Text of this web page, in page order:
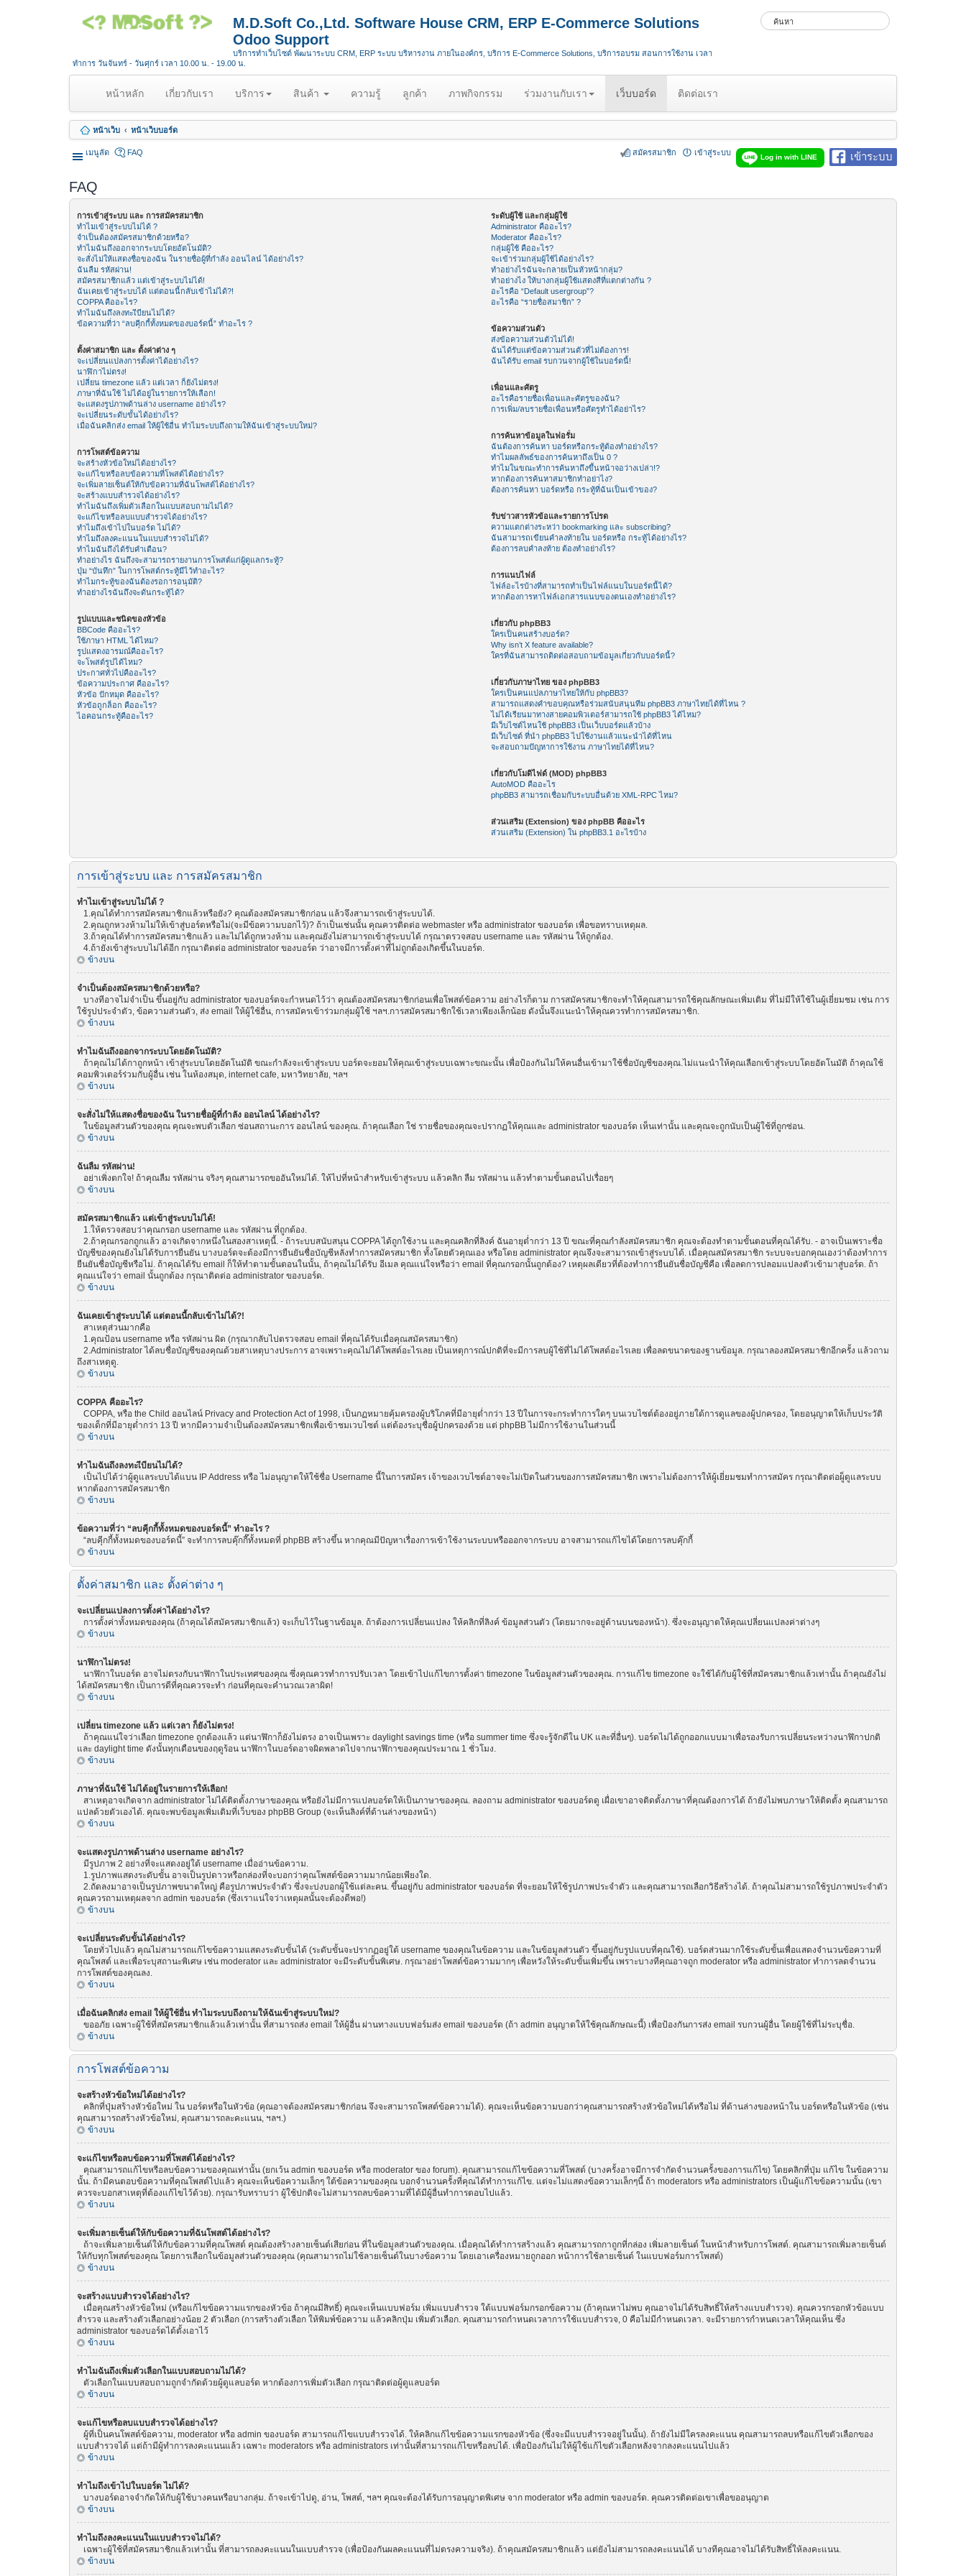
M.D.Soft Co.,Ltd. Software House CRM, ERP E-Commerce Solutions
Odoo Support
บริการทำเว็บไซต์ พัฒนาระบบ CRM, ERP ระบบ บริหารงาน ภายในองค์กร, บริการ E-Commerce Solutions, บริการอบรม สอนการใช้งาน เวลา
ทำการ วันจันทร์ - วันศุกร์ เวลา 10.00 น. - 19.00 น.
หน้าหลัก(
u
r
เกี่ยวกับเรา บริการ สินค้า ความรู้ ลูกค้า ภาพกิจกรรม ร่วมงานกับเรา เว็บบอร์ด ติดต่อเรา
หน้าเว็บ หน้าเว็บบอร์ด
เมนูลัด เข้าระบบ
Log in with LINE
FAQ เข้าสู่ระบบ
สมัครสมาชิก
FAQ
การเข้าสู่ระบบ และ การสมัครสมาชิก
ทำไมเข้าสู่ระบบไม่ได้ ?
จำเป็นต้องสมัครสมาชิกด้วยหรือ?
ทำไมฉันถึงออกจากระบบโดยอัตโนมัติ?
จะสั่งไม่ให้แสดงชื่อของฉัน ในรายชื่อผู้ที่กำลัง ออนไลน์ ได้อย่างไร?
ฉันลืม รหัสผ่าน!
สมัครสมาชิกแล้ว แต่เข้าสู่ระบบไม่ได้!
ฉันเคยเข้าสู่ระบบได้ แต่ตอนนี้กลับเข้าไม่ได้?!
COPPA คืออะไร?
ทำไมฉันถึงลงทะเีบียนไม่ได้?
ข้อความที่ว่า “ลบคุีกกี้ทั้งหมดของบอร์ดนี้” ทำอะไร ?
ตั้งค่าสมาชิก และ ตั้งค่าต่าง ๆ
จะเปลี่ยนแปลงการตั้งค่าได้อย่างไร?
นาฬิกาไม่ตรง!
เปลี่ยน timezone แล้ว แต่เวลา ก็ยังไม่ตรง!
ภาษาที่ฉันใช้ ไม่ได้อยู่ในรายการให้เลือก!
จะแสดงรูปภาพด้านล่าง username อย่างไร?
จะเปลี่ยนระดับขั้นได้อย่างไร?
เมื่อฉันคลิกส่ง email ให้ผู้ใช้อื่น ทำไมระบบถึงถามให้ฉันเข้าสู่ระบบใหม่?
การโพสต์ข้อความ
จะสร้างหัวข้อใหม่ได้อย่างไร?
จะแก้ไขหรือลบข้อความที่โพสต์ได้อย่างไร?
จะเพิ่มลายเซ็นต์ให้กับข้อความที่ฉันโพสต์ได้อย่างไร?
จะสร้างแบบสำรวจได้อย่างไร?
ทำไมฉันถึงเพิ่มตัวเลือกในแบบสอบถามไม่ได้?
จะแก้ไขหรือลบแบบสำรวจได้อย่างไร?
ทำไมถึงเข้าไปในบอร์ด ไม่ได้?
ทำไมถึงลงคะแนนในแบบสำรวจไม่ได้?
ทำไมฉันถึงได้รับคำเตือน?
ทำอย่างไร ฉันถึงจะสามารถรายงานการโพสต์แก่ผู้ดูแลกระทู้?
ปุ่ม “บันทึก” ในการโพสต์กระทู้มีไว้ทำอะไร?
ทำไมกระทู้ของฉันต้องรอการอนุมัติ?
ทำอย่างไรฉันถึงจะดันกระทู้ได้?
รูปแบบและชนิดของหัวข้อ
BBCode คืออะไร?
ใช้ภาษา HTML ได้ไหม?
รูปแสดงอารมณ์คืออะไร?
จะโพสต์รูปได้ไหม?
ประกาศทั่วไปคืออะไร?
ข้อความประกาศ คืออะไร?
หัวข้อ ปักหมุด คืออะไร?
หัวข้อถูกล็อก คืออะไร?
ไอคอนกระทู้คืออะไร?
ระดับผู้ใช้ และกลุ่มผู้ใช้
Administrator คืออะไร?
Moderator คืออะไร?
กลุ่มผู้ใช้ คืออะไร?
จะเข้าร่วมกลุ่มผู้ใช้ได้อย่างไร?
ทำอย่างไรฉันจะกลายเป็นหัวหน้ากลุ่ม?
ทำอย่างไง ให้บางกลุ่มผู้ใช้แสดงสีที่แตกต่างกัน ?
อะไรคือ “Default usergroup”?
อะไรคือ “รายชื่อสมาชิก” ?
ข้อความส่วนตัว
ส่งข้อความส่วนตัวไม่ได้!
ฉันได้รับแต่ข้อความส่วนตัวที่ไม่ต้องการ!
ฉันได้รับ email รบกวนจากผู้ใช้ในบอร์ดนี้!
เพื่อนและศัตรู
อะไรคือรายชื่อเพื่อนและศัตรูของฉัน?
การเพิ่ม/ลบรายชื่อเพื่อนหรือศัตรูทำได้อย่าไร?
การค้นหาข้อมูลในฟอรั่ม
ฉันต้องการค้นหา บอร์ดหรือกระทู้ต้องทำอย่างไร?
ทำไมผลลัพธ์ของการค้นหาถึงเป็น 0 ?
ทำไมในขณะทำการค้นหาถึงขึ้นหน้าจอว่างเปล่า!?
หากต้องการค้นหาสมาชิกทำอย่าไง?
ต้องการค้นหา บอร์ดหรือ กระทู้ที่ฉันเป็นเข้าของ?
รับข่าวสารหัวข้อและรายการโปรด
ความแตกต่างระหว่า bookmarking และ subscribing?
ฉันสามารถเขียนคำลงท้ายใน บอร์ดหรือ กระทู้ได้อย่างไร?
ต้องการลบคำลงท้าย ต้องทำอย่างไร?
การแนบไฟล์
ไฟล์อะไรบ้างที่สามารถทำเป็นไฟล์แนบในบอร์ดนี้ได้?
หากต้องการหาไฟล์เอกสารแนบของตนเองทำอย่างไร?
เกี่ยวกับ phpBB3
ใครเป็นคนสร้างบอร์ด?
Why isn’t X feature available?
ใครที่ฉันสามารถติดต่อสอบถามข้อมูลเกี่ยวกับบอร์ดนี้?
เกี่ยวกับภาษาไทย ของ phpBB3
ใครเป็นคนแปลภาษาไทยให้กับ phpBB3?
สามารถแสดงคำขอบคุณหรือร่วมสนับสนุนทีม phpBB3 ภาษาไทยได้ที่ไหน ?
ไม่ได้เรียนมาทางสายคอมพิวเตอร์สามารถใช้ phpBB3 ได้ไหม?
มีเว็บไซต์ไหนใช้ phpBB3 เป็นเว็บบอร์ดแล้วบ้าง
มีเว็บไซต์ ที่นำ phpBB3 ไปใช้งานแล้วแนะนำได้ที่ไหน
จะสอบถามปัญหาการใช้งาน ภาษาไทยได้ที่ไหน?
เกี่ยวกับโมดิไฟด์ (MOD) phpBB3
AutoMOD คืออะไร
phpBB3 สามารถเชื่อมกับระบบอื่นด้วย XML-RPC ไหม?
ส่วนเสริม (Extension) ของ phpBB คืออะไร
ส่วนเสริม (Extension) ใน phpBB3.1 อะไรบ้าง
การเข้าสู่ระบบ และ การสมัครสมาชิก
ทำไมเข้าสู่ระบบไม่ได้ ?
1.คุณได้ทำการสมัครสมาชิกแล้วหรือยัง? คุณต้องสมัครสมาชิกก่อน แล้วจึงสามารถเข้าสู่ระบบได้.
2.คุณถูกหวงห้ามไม่ให้เข้าสู่บอร์ดหรือไม่(จะมีข้อความบอกไว้)? ถ้าเป็นเช่นนั้น คุณควรติดต่อ webmaster หรือ administrator ของบอร์ด เพื่อขอทราบเหตุผล.
3.ถ้าคุณได้ทำการสมัครสมาชิกแล้ว และไม่ได้ถูกหวงห้าม และคุณยังไม่สามารถเข้าสู่ระบบได้ กรุณาตรวจสอบ username และ รหัสผ่าน ให้ถูกต้อง.
4.ถ้ายังเข้าสู่ระบบไม่ได้อีก กรุณาติดต่อ administrator ของบอร์ด ว่าอาจมีการตั้งค่าที่ไม่ถูกต้องเกิดขึ้นในบอร์ด.
ข้างบน
จำเป็นต้องสมัครสมาชิกด้วยหรือ?
บางทีอาจไม่จำเป็น ขึ้นอยู่กับ administrator ของบอร์ดจะกำหนดไว้ว่า คุณต้องสมัครสมาชิกก่อนเพื่อโพสต์ข้อความ อย่างไรก็ตาม การสมัครสมาชิกจะทำให้คุณสามารถใช้คุณลักษณะเพิ่มเติม ที่ไม่มีให้ใช้ในผู้เยี่ยมชม เช่น การ
ใช้รูปประจำตัว, ข้อความส่วนตัว, ส่ง email ให้ผู้ใช้อื่น, การสมัครเข้าร่วมกลุ่มผู้ใช้ ฯลฯ.การสมัครสมาชิกใช้เวลาเพียงเล็กน้อย ดังนั้นจึงแนะนำให้คุณควรทำการสมัครสมาชิก.
ข้างบน
ทำไมฉันถึงออกจากระบบโดยอัตโนมัติ?
ถ้าคุณไม่ได้กาถูกหน้า เข้าสู่ระบบโดยอัตโนมัติ ขณะกำลังจะเข้าสู่ระบบ บอร์ดจะยอมให้คุณเข้าสู่ระบบเฉพาะขณะนั้น เพื่อป้องกันไม่ให้คนอื่นเข้ามาใช้ชื่อบัญชีของคุณ.ไม่แนะนำให้คุณเลือกเข้าสู่ระบบโดยอัตโนมัติ ถ้าคุณใช้
คอมพิวเตอร์ร่วมกับผู้อื่น เช่น ในห้องสมุด, internet cafe, มหาวิทยาลัย, ฯลฯ
ข้างบน
จะสั่งไม่ให้แสดงชื่อของฉัน ในรายชื่อผู้ที่กำลัง ออนไลน์ ได้อย่างไร?
ในข้อมูลส่วนตัวของคุณ คุณจะพบตัวเลือก ซ่อนสถานะการ ออนไลน์ ของคุณ. ถ้าคุณเลือก ใช่ รายชื่อของคุณจะปรากฏให้คุณและ administrator ของบอร์ด เห็นเท่านั้น และคุณจะถูกนับเป็นผู้ใช้ที่ถูกซ่อน.
ข้างบน
ฉันลืม รหัสผ่าน!
อย่าเพิ่งตกใจ! ถ้าคุณลืม รหัสผ่าน จริงๆ คุณสามารถขออันใหม่ได้. ให้ไปที่หน้าสำหรับเข้าสู่ระบบ แล้วคลิก ลืม รหัสผ่าน แล้วทำตามขั้นตอนไปเรื่อยๆ
ข้างบน
สมัครสมาชิกแล้ว แต่เข้าสู่ระบบไม่ได้!
1.ให้ตรวจสอบว่าคุณกรอก username และ รหัสผ่าน ที่ถูกต้อง.
2.ถ้าคุณกรอกถูกแล้ว อาจเกิดจากหนึ่งในสองสาเหตุนี้. - ถ้าระบบสนับสนุน COPPA ได้ถูกใช้งาน และคุณคลิกที่ลิงค์ ฉันอายุต่ำกว่า 13 ปี ขณะที่คุณกำลังสมัครสมาชิก คุณจะต้องทำตามขั้นตอนที่คุณได้รับ. - อาจเป็นเพราะชื่อ
บัญชีของคุณยังไม่ได้รับการยืนยัน บางบอร์ดจะต้องมีการยืนยันชื่อบัญชีหลังทำการสมัครสมาชิก ทั้งโดยตัวคุณเอง หรือโดย administrator คุณจึงจะสามารถเข้าสู่ระบบได้. เมื่อคุณสมัครสมาชิก ระบบจะบอกคุณเองว่าต้องทำการ
ยืนยันชื่อบัญชีหรือไม่. ถ้าคุณได้รับ email ก็ให้ทำตามขั้นตอนในนั้น, ถ้าคุณไม่ได้รับ อีเมล คุณแน่ใจหรือว่า email ที่คุณกรอกนั้นถูกต้อง? เหตุผลเดียวที่ต้องทำการยืนยันชื่อบัญชีคือ เพื่อลดการปลอมแปลงตัวเข้ามาสู่บอร์ด. ถ้า
คุณแน่ใจว่า email นั้นถูกต้อง กรุณาติดต่อ administrator ของบอร์ด.
ข้างบน
ฉันเคยเข้าสู่ระบบได้ แต่ตอนนี้กลับเข้าไม่ได้?!
สาเหตุส่วนมากคือ
1.คุณป้อน username หรือ รหัสผ่าน ผิด (กรุณากลับไปตรวจสอบ email ที่คุณได้รับเมื่อคุณสมัครสมาชิก)
2.Administrator ได้ลบชื่อบัญชีของคุณด้วยสาเหตุบางประการ อาจเพราะคุณไม่ได้โพสต์อะไรเลย เป็นเหตุการณ์ปกติที่จะมีการลบผู้ใช้ที่ไม่ได้โพสต์อะไรเลย เพื่อลดขนาดของฐานข้อมูล. กรุณาลองสมัครสมาชิกอีกครั้ง แล้วถาม
ถึงสาเหตุดู.
ข้างบน
COPPA คืออะไร?
COPPA, หรือ the Child ออนไลน์ Privacy and Protection Act of 1998, เป็นกฏหมายคุ้มครองผู้บริโภคที่มีอายุต่ำกว่า 13 ปีในการจะกระทำการใดๆ บนเวบไซต์ต้องอยู่ภายใต้การดูแลของผู้ปกครอง, โดยอนุญาตให้เก็บประวัติ
ของเด็กที่มีอายุต่ำกว่า 13 ปี หากมีความจำเป็นต้องสมัครสมาชิกเพื่อเข้าชมเวบไซต์ แต่ต้องระบุชื่อผู้ปกครองด้วย แต่ phpBB ไม่มีการใช้งานในส่วนนี้
ข้างบน
ทำไมฉันถึงลงทะเีบียนไม่ได้?
เป็นไปได้ว่าผู้ดูแลระบบได้แบน IP Address หรือ ไม่อนุญาตให้ใช้ชื่อ Username นี้ในการสมัคร เจ้าของเวบไซต์อาจจะไม่เปิดในส่วนของการสมัครสมาชิก เพราะไม่ต้องการให้ผู้เยี่ยมชมทำการสมัคร กรุณาติดต่อผู็ดูแลระบบ
หากต้องการสมัครสมาชิก
ข้างบน
ข้อความที่ว่า “ลบคุีกกี้ทั้งหมดของบอร์ดนี้” ทำอะไร ?
“ลบคุีกกี้ทั้งหมดของบอร์ดนี้” จะทำการลบคุ๊กกี๊ทั้งหมดที่ phpBB สร้างขึ้น หากคุณมีปัญหาเรื่องการเข้าใช้งานระบบหรือออกจากระบบ อาจสามารถแก้ไขได้โดยการลบคุ๊กกี้
ข้างบน
ตั้งค่าสมาชิก และ ตั้งค่าต่าง ๆ
จะเปลี่ยนแปลงการตั้งค่าได้อย่างไร?
การตั้งค่าทั้งหมดของคุณ (ถ้าคุณได้สมัครสมาชิกแล้ว) จะเก็บไว้ในฐานข้อมูล. ถ้าต้องการเปลี่ยนแปลง ให้คลิกที่ลิงค์ ข้อมูลส่วนตัว (โดยมากจะอยู่ด้านบนของหน้า). ซึ่งจะอนุญาตให้คุณเปลี่ยนแปลงค่าต่างๆ
ข้างบน
นาฬิกาไม่ตรง!
นาฬิกาในบอร์ด อาจไม่ตรงกับนาฬิกาในประเทศของคุณ ซึ่งคุณควรทำการปรับเวลา โดยเข้าไปแก้ไขการตั้งค่า timezone ในข้อมูลส่วนตัวของคุณ. การแก้ไข timezone จะใช้ได้กับผู้ใช้ที่สมัครสมาชิกแล้วเท่านั้น ถ้าคุณยังไม่
ได้สมัครสมาชิก เป็นการดีที่คุณควรจะทำ ก่อนที่คุณจะคำนวณเวลาผิด!
ข้างบน
เปลี่ยน timezone แล้ว แต่เวลา ก็ยังไม่ตรง!
ถ้าคุณแน่ใจว่าเลือก timezone ถูกต้องแล้ว แต่นาฬิกาก็ยังไม่ตรง อาจเป็นเพราะ daylight savings time (หรือ summer time ซึ่งจะรู้จักดีใน UK และที่อื่นๆ). บอร์ดไม่ได้ถูกออกแบบมาเพื่อรองรับการเปลี่ยนระหว่างนาฬิกาปกติ
และ daylight time ดังนั้นทุกเดือนของฤดูร้อน นาฬิกาในบอร์ดอาจผิดพลาดไปจากนาฬิกาของคุณประมาณ 1 ชั่วโมง.
ข้างบน
ภาษาที่ฉันใช้ ไม่ได้อยู่ในรายการให้เลือก!
สาเหตุอาจเกิดจาก administrator ไม่ได้ติดตั้งภาษาของคุณ หรือยังไม่มีการแปลบอร์ดให้เป็นภาษาของคุณ. ลองถาม administrator ของบอร์ดดู เผื่อเขาอาจติดตั้งภาษาที่คุณต้องการได้ ถ้ายังไม่พบภาษาให้ติดตั้ง คุณสามารถ
แปลด้วยตัวเองได้. คุณจะพบข้อมูลเพิ่มเติมที่เว็บของ phpBB Group (จะเห็นลิงค์ที่ด้านล่างของหน้า)
ข้างบน
จะแสดงรูปภาพด้านล่าง username อย่างไร?
มีรูปภาพ 2 อย่างที่จะแสดงอยู่ใต้ username เมื่ออ่านข้อความ.
1.รูปภาพแสดงระดับขั้น อาจเป็นรูปดาวหรือกล่องที่จะบอกว่าคุณโพสต์ข้อความมากน้อยเพียงใด.
2.ถัดลงมาอาจเป็นรูปภาพขนาดใหญ่ คือรูปภาพประจำตัว ซึ่งจะบ่งบอกผู้ใช้แต่ละคน. ขึ้นอยู่กับ administrator ของบอร์ด ที่จะยอมให้ใช้รูปภาพประจำตัว และคุณสามารถเลือกวิธีสร้างได้. ถ้าคุณไม่สามารถใช้รูปภาพประจำตัว
คุณควรถามเหตุผลจาก admin ของบอร์ด (ซึ่งเราแน่ใจว่าเหตุผลนั้นจะต้องดีพอ!)
ข้างบน
จะเปลี่ยนระดับขั้นได้อย่างไร?
โดยทั่วไปแล้ว คุณไม่สามารถแก้ไขข้อความแสดงระดับขั้นได้ (ระดับขั้นจะปรากฏอยู่ใต้ username ของคุณในข้อความ และในข้อมูลส่วนตัว ขึ้นอยู่กับรูปแบบที่คุณใช้). บอร์ดส่วนมากใช้ระดับขั้นเพื่อแสดงจำนวนข้อความที่
คุณโพสต์ และเพื่อระบุสถานะพิเศษ เช่น moderator และ administrator จะมีระดับขั้นพิเศษ. กรุณาอย่าโพสต์ข้อความมากๆ เพื่อหวังให้ระดับขั้นเพิ่มขึ้น เพราะบางทีคุณอาจถูก moderator หรือ administrator ทำการลดจำนวน
การโพสต์ของคุณลง.
ข้างบน
เมื่อฉันคลิกส่ง email ให้ผู้ใช้อื่น ทำไมระบบถึงถามให้ฉันเข้าสู่ระบบใหม่?
ขออภัย เฉพาะผู้ใช้ที่สมัครสมาชิกแล้วแล้วเท่านั้น ที่สามารถส่ง email ให้ผู้อื่น ผ่านทางแบบฟอร์มส่ง email ของบอร์ด (ถ้า admin อนุญาตให้ใช้คุณลักษณะนี้) เพื่อป้องกันการส่ง email รบกวนผู้อื่น โดยผู้ใช้ที่ไม่ระบุชื่อ.
ข้างบน
การโพสต์ข้อความ
จะสร้างหัวข้อใหม่ได้อย่างไร?
คลิกที่ปุ่มสร้างหัวข้อใหม่ ใน บอร์ดหรือในหัวข้อ (คุณอาจต้องสมัครสมาชิกก่อน จึงจะสามารถโพสต์ข้อความได้). คุณจะเห็นข้อความบอกว่าคุณสามารถสร้างหัวข้อใหม่ได้หรือไม่ ที่ด้านล่างของหน้าใน บอร์ดหรือในหัวข้อ (เช่น
คุณสามารถสร้างหัวข้อใหม่, คุณสามารถละคะแนน, ฯลฯ.)
ข้างบน
จะแก้ไขหรือลบข้อความที่โพสต์ได้อย่างไร?
คุณสามารถแก้ไขหรือลบข้อความของคุณเท่านั้น (ยกเว้น admin ของบอร์ด หรือ moderator ของ forum). คุณสามารถแก้ไขข้อความที่โพสต์ (บางครั้งอาจมีการจำกัดจำนวนครั้งของการแก้ไข) โดยคลิกที่ปุ่ม แก้ไข ในข้อความ
นั้น. ถ้ามีคนตอบข้อความที่คุณโพสต์ไปแล้ว คุณจะเห็นข้อความเล็กๆ ใต้ข้อความของคุณ บอกจำนวนครั้งที่คุณได้ทำการแก้ไข. แต่จะไม่แสดงข้อความเล็กๆนี้ ถ้า moderators หรือ administrators เป็นผู้แก้ไขข้อความนั้น (เขา
ควรจะบอกสาเหตุที่ต้องแก้ไขไว้ด้วย). กรุณารับทราบว่า ผู้ใช้ปกติจะไม่สามารถลบข้อความที่ได้มีผู้อื่นทำการตอบไปแล้ว.
ข้างบน
จะเพิ่มลายเซ็นต์ให้กับข้อความที่ฉันโพสต์ได้อย่างไร?
ถ้าจะเพิ่มลายเซ็นต์ให้กับข้อความที่คุณโพสต์ คุณต้องสร้างลายเซ็นต์เสียก่อน ที่ในข้อมูลส่วนตัวของคุณ. เมื่อคุณได้ทำการสร้างแล้ว คุณสามารถกาถูกที่กล่อง เพิ่มลายเซ็นต์ ในหน้าสำหรับการโพสต์. คุณสามารถเพิ่มลายเซ็นต์
ให้กับทุกโพสต์ของคุณ โดยการเลือกในข้อมูลส่วนตัวของคุณ (คุณสามารถไม่ใช้ลายเซ็นต์ในบางข้อความ โดยเอาเครื่องหมายถูกออก หน้าการใช้ลายเซ็นต์ ในแบบฟอร์มการโพสต์)
ข้างบน
จะสร้างแบบสำรวจได้อย่างไร?
เมื่อคุณสร้างหัวข้อใหม่ (หรือแก้ไขข้อความแรกของหัวข้อ ถ้าคุณมีสิทธิ์) คุณจะเห็นแบบฟอร์ม เพิ่มแบบสำรวจ ใต้แบบฟอร์มกรอกข้อความ (ถ้าคุณหาไม่พบ คุณอาจไม่ได้รับสิทธิ์ให้สร้างแบบสำรวจ). คุณควรกรอกหัวข้อแบบ
สำรวจ และสร้างตัวเลือกอย่างน้อย 2 ตัวเลือก (การสร้างตัวเลือก ให้พิมพ์ข้อความ แล้วคลิกปุ่ม เพิ่มตัวเลือก. คุณสามารถกำหนดเวลาการใช้แบบสำรวจ, 0 คือไม่มีกำหนดเวลา. จะมีรายการกำหนดเวลาให้คุณเห็น ซึ่ง
administrator ของบอร์ดได้ตั้งเอาไว้
ข้างบน
ทำไมฉันถึงเพิ่มตัวเลือกในแบบสอบถามไม่ได้?
ตัวเลือกในแบบสอบถามถูกจำกัดด้วยผู้ดูแลบอร์ด หากต้องการเพิ่มตัวเลือก กรุณาติดต่อผู้ดูแลบอร์ด
ข้างบน
จะแก้ไขหรือลบแบบสำรวจได้อย่างไร?
ผู้ที่เป็นคนโพสต์ข้อความ, moderator หรือ admin ของบอร์ด สามารถแก้ไขแบบสำรวจได้. ให้คลิกแก้ไขข้อความแรกของหัวข้อ (ซึ่งจะมีแบบสำรวจอยู่ในนั้น). ถ้ายังไม่มีใครลงคะแนน คุณสามารถลบหรือแก้ไขตัวเลือกของ
แบบสำรวจได้ แต่ถ้ามีผู้ทำการลงคะแนนแล้ว เฉพาะ moderators หรือ administrators เท่านั้นที่สามารถแก้ไขหรือลบได้. เพื่อป้องกันไม่ให้ผู้ใช้แก้ไขตัวเลือกหลังจากลงคะแนนไปแล้ว
ข้างบน
ทำไมถึงเข้าไปในบอร์ด ไม่ได้?
บางบอร์ดอาจจำกัดให้กับผู้ใช้บางคนหรือบางกลุ่ม. ถ้าจะเข้าไปดู, อ่าน, โพสต์, ฯลฯ คุณจะต้องได้รับการอนุญาตพิเศษ จาก moderator หรือ admin ของบอร์ด. คุณควรติดต่อเขาเพื่อขออนุญาต
ข้างบน
ทำไมถึงลงคะแนนในแบบสำรวจไม่ได้?
เฉพาะผู้ใช้ที่สมัครสมาชิกแล้วเท่านั้น ที่สามารถลงคะแนนในแบบสำรวจ (เพื่อป้องกันผลคะแนนที่ไม่ตรงความจริง). ถ้าคุณสมัครสมาชิกแล้ว แต่ยังไม่สามารถลงคะแนนได้ บางทีคุณอาจไม่ได้รับสิทธิ์ให้ลงคะแนน.
ข้างบน